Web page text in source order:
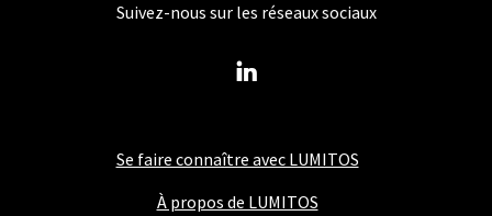
Se faire connaître avec LUMITOS
À propos de LUMITOS
Suivez-nous sur les réseaux sociaux